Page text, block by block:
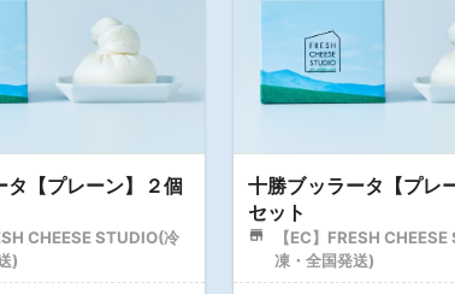
タ【プレーン】２個
CHEESE STUDIO(冷
)
十勝ブッラータ【プレ
セット
【EC】FRESH
凍・全国発送)